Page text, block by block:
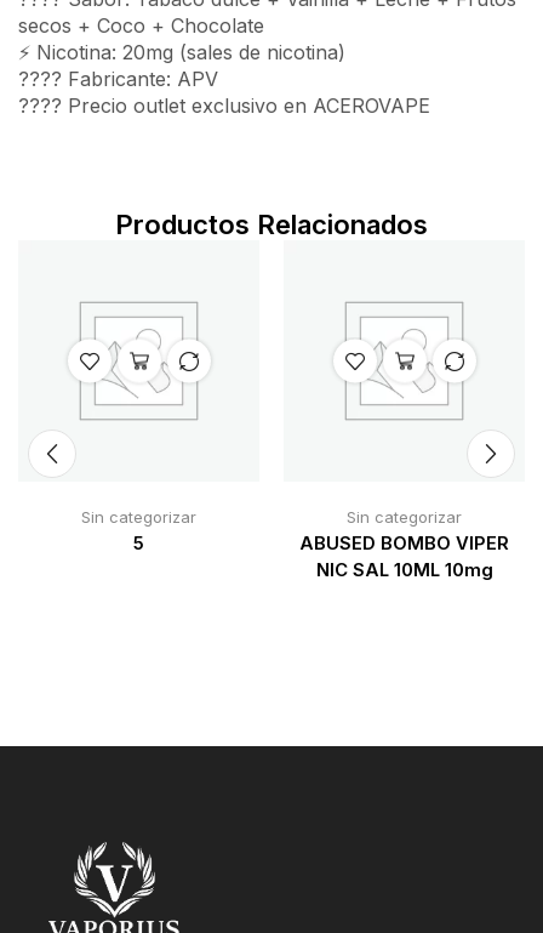
secos + Coco + Chocolate
⚡ Nicotina: 20mg (sales de nicotina)
???? Fabricante: APV
????️ Precio outlet exclusivo en ACEROVAPE
Productos Relacionados
Sin categorizar
5
Sin categorizar
ABUSED BOMBO VIPER
NIC SAL 10ML 10mg